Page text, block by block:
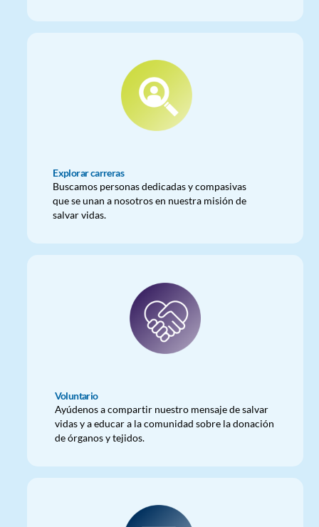
Explorar carreras
Buscamos personas dedicadas y compasivas
que se unan a nosotros en nuestra misión de
salvar vidas.
Voluntario
Ayúdenos a compartir nuestro mensaje de salvar
vidas y a educar a la comunidad sobre la donación
de órganos y tejidos.